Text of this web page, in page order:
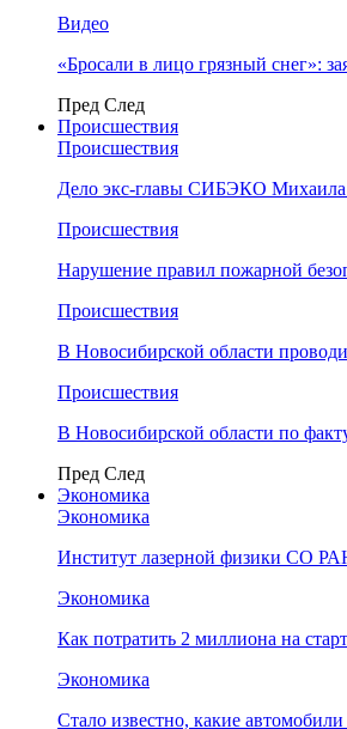
Видео
«Бросали в лицо грязный снег»:
Пред След
Происшествия
Происшествия
Дело экс-главы СИБЭКО Михаила
Происшествия
Нарушение правил пожарной
Происшествия
В Новосибирской области
Происшествия
В Новосибирской области по
Пред След
Экономика
Экономика
Институт лазерной физики СО
Экономика
Как потратить 2 миллиона на
Экономика
Стало известно, какие